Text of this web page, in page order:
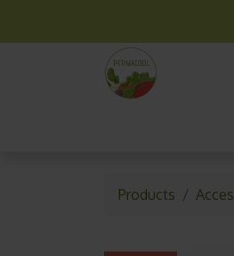
Products